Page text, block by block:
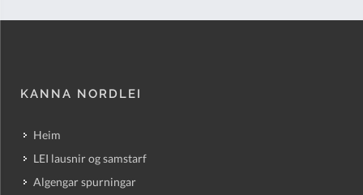
KANNA NORDLEI
Heim
LEI lausnir og samstarf
Algengar spurningar